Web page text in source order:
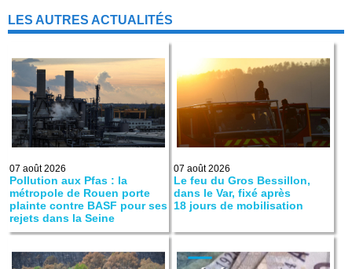
LES AUTRES ACTUALITÉS
07 août 2026
Pollution aux Pfas : la
métropole de Rouen porte
plainte contre BASF pour ses
rejets dans la Seine
07 août 2026
Le feu du Gros Bessillon,
dans le Var, fixé après
18 jours de mobilisation